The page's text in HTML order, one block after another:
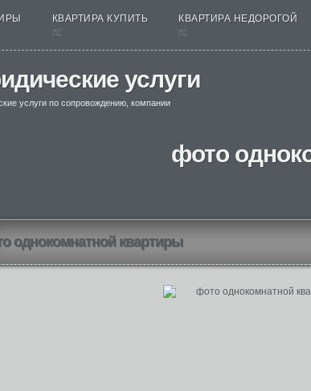
КВАРТИРА КУПИТЬ
nt
КВАРТИРА НЕДОРОГОЙ
nt
услуги
услуги по сопровождению, компании
фото
однокомнатной квартиры